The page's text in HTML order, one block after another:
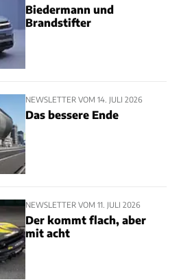
Biedermann und
Brandstifter
NEWSLETTER VOM 14. JULI 2026
Das bessere Ende
NEWSLETTER VOM 11. JULI 2026
Der kommt flach, aber
mit acht